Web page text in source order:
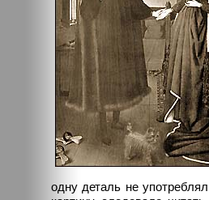
одну деталь не